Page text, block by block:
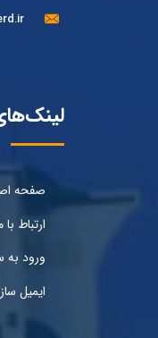
صفحه
ارتباط با
ورود به
ایمیل